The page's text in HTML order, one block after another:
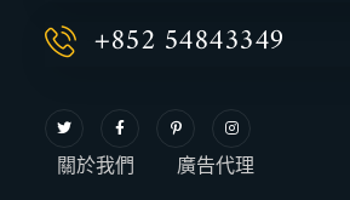
+852 54843349
關於我們
廣告代理